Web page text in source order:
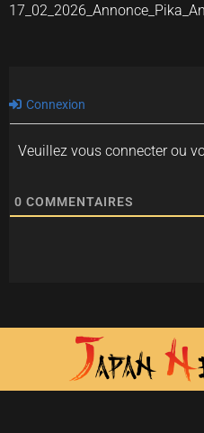
Connexion
Veuillez vous connecter ou
0 COMMENTAIRES